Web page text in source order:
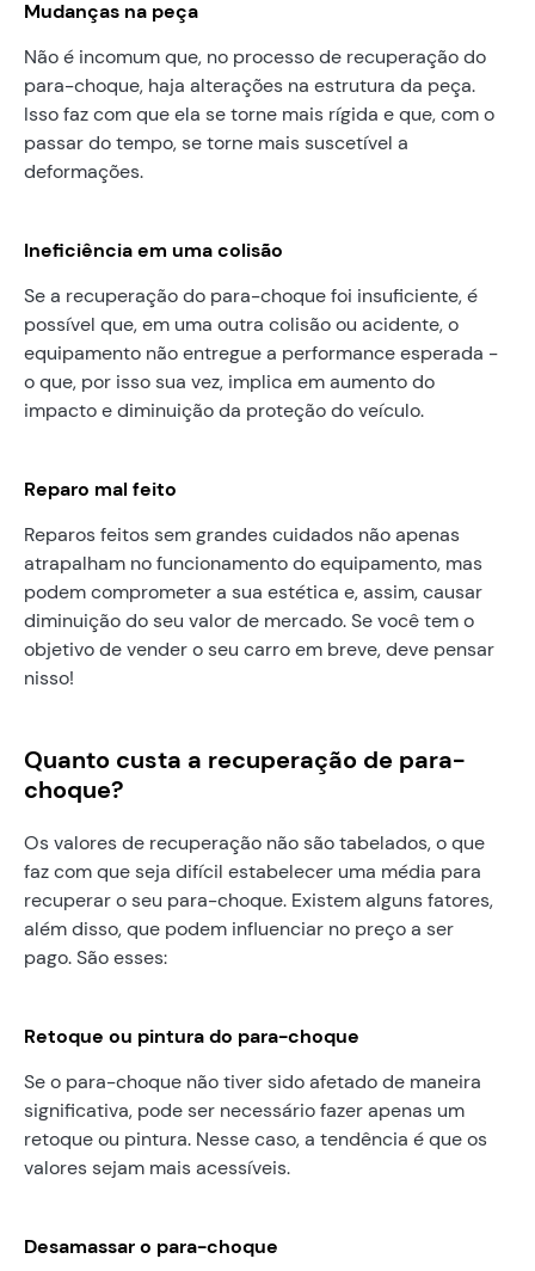
Mudanças na peça
Não é incomum que, no processo de recuperação do
para-choque, haja alterações na estrutura da peça.
Isso faz com que ela se torne mais rígida e que, com o
passar do tempo, se torne mais suscetível a
deformações.
Ineficiência em uma colisão
Se a recuperação do para-choque foi insuficiente, é
possível que, em uma outra colisão ou acidente, o
equipamento não entregue a performance esperada -
o que, por isso sua vez, implica em aumento do
impacto e diminuição da proteção do veículo.
Reparo mal feito
Reparos feitos sem grandes cuidados não apenas
atrapalham no funcionamento do equipamento, mas
podem comprometer a sua estética e, assim, causar
diminuição do seu valor de mercado. Se você tem o
objetivo de vender o seu carro em breve, deve pensar
nisso!
Quanto custa a recuperação de para-
choque?
Os valores de recuperação não são tabelados, o que
faz com que seja difícil estabelecer uma média para
recuperar o seu para-choque. Existem alguns fatores,
além disso, que podem influenciar no preço a ser
pago. São esses:
Retoque ou pintura do para-choque
Se o para-choque não tiver sido afetado de maneira
significativa, pode ser necessário fazer apenas um
retoque ou pintura. Nesse caso, a tendência é que os
valores sejam mais acessíveis.
Desamassar o para-choque